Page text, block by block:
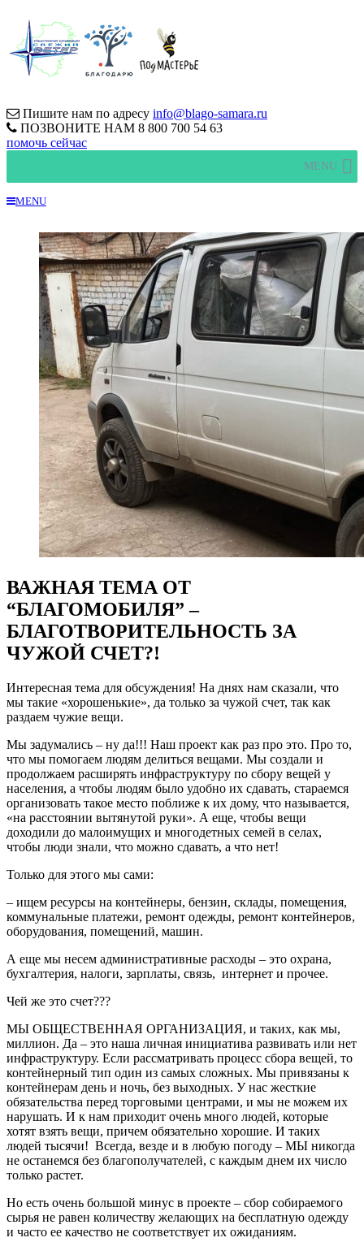
Пишите нам по адресу info@blago-samara.ru
ПОЗВОНИТЕ НАМ 8 800 700 54 63
помочь сейчас
MENU
MENU
ВАЖНАЯ ТЕМА ОТ
“БЛАГОМОБИЛЯ” –
БЛАГОТВОРИТЕЛЬНОСТЬ ЗА
ЧУЖОЙ СЧЕТ?!
Интересная тема для обсуждения! На днях нам сказали, что
мы такие «хорошенькие», да только за чужой счет, так как
раздаем чужие вещи.
Мы задумались – ну да!!! Наш проект как раз про это. Про то,
что мы помогаем людям делиться вещами. Мы создали и
продолжаем расширять инфраструктуру по сбору вещей у
населения, а чтобы людям было удобно их сдавать, стараемся
организовать такое место поближе к их дому, что называется,
«на расстоянии вытянутой руки». А еще, чтобы вещи
доходили до малоимущих и многодетных семей в селах,
чтобы люди знали, что можно сдавать, а что нет!
Только для этого мы сами:
– ищем ресурсы на контейнеры, бензин, cклады, помещения,
коммунальные платежи, ремонт одежды, ремонт контейнеров,
оборудования, помещений, машин.
А еще мы несем административные расходы – это охрана,
бухгалтерия, налоги, зарплаты, cвязь, интернет и прочее.
Чей же это счет???
МЫ ОБЩЕСТВЕННАЯ ОРГАНИЗАЦИЯ, и таких, как мы,
миллион. Да – это наша личная инициатива развивать или нет
инфраструктуру. Если рассматривать процесс сбора вещей, то
контейнерный тип один из самых сложных. Мы привязаны к
контейнерам день и ночь, без выходных. У нас жесткие
обязательства перед торговыми центрами, и мы не можем их
нарушать. И к нам приходит очень много людей, которые
хотят взять вещи, причем обязательно хорошие. И таких
людей тысячи! Всегда, везде и в любую погоду – МЫ никогда
не останемся без благополучателей, с каждым днем их число
только растет.
Но есть очень большой минус в проекте – сбор собираемого
сырья не равен количеству желающих на бесплатную одежду
и часто ее качество не соответствует их ожиданиям.